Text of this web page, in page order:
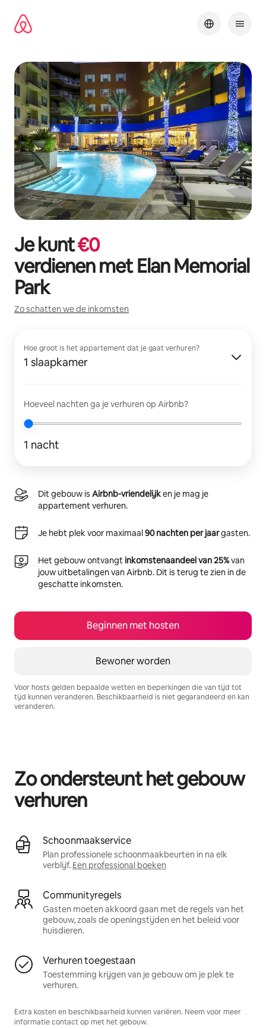
direct
naar
Je kunt€0
verdienen metElan Memorial
Park
Zo schatten we de inkomsten
Hoe groot is het appartement dat je gaat verhuren?
1 slaapkamer
Hoeveel nachten ga je verhuren op Airbnb?
1 nacht
Dit gebouw is Airbnb-vriendelijken je mag je
appartement verhuren.
Je hebt plek voor maximaal 90 nachten per jaargasten.
Het gebouw ontvangtinkomstenaandeel van 25%van
jouw uitbetalingen van Airbnb. Dit is terug te zien in de
geschatte inkomsten.
Beginnen met hosten
Bewoner worden
Voor hosts gelden bepaalde wetten en beperkingen die van tijd tot
tijd kunnen veranderen. Beschikbaarheid is niet gegarandeerd en kan
veranderen.
Zo ondersteunt het gebouw
verhuren
Schoonmaakservice
Plan professionele schoonmaakbeurten in na elk
verblijf. Een professional boeken
Communityregels
Gasten moeten akkoord gaan met de regels van het
gebouw, zoals de openingstijden en het beleid voor
huisdieren.
Verhuren toegestaan
Toestemming krijgen van je gebouw om je plek te
verhuren.
Extra kosten en beschikbaarheid kunnen variëren. Neem voor meer
informatie contact op met het gebouw.